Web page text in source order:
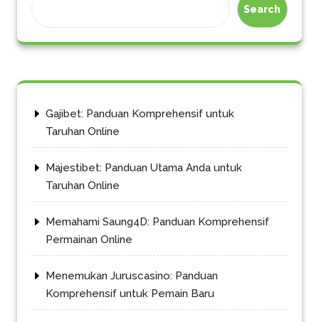
Search
Gajibet: Panduan Komprehensif untuk
Taruhan Online
Majestibet: Panduan Utama Anda untuk
Taruhan Online
Memahami Saung4D: Panduan Komprehensif
Permainan Online
Menemukan Juruscasino: Panduan
Komprehensif untuk Pemain Baru